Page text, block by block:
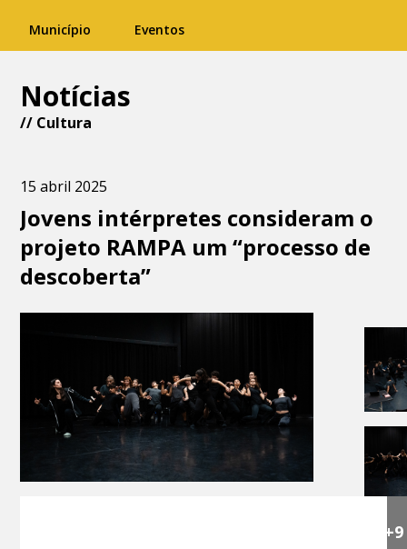
Município Eventos
Notícias
// Cultura
15 abril 2025
Jovens intérpretes consideram o
projeto RAMPA um “processo de
descoberta”
+9